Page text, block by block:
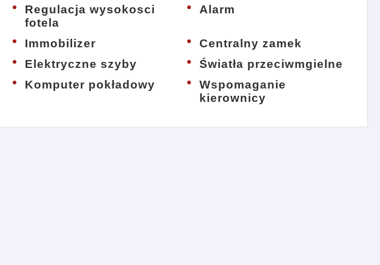
Regulacja wysokosci
fotela
Alarm
Immobilizer
Centralny zamek
Elektryczne szyby
Światła przeciwmgielne
Komputer pokładowy
Wspomaganie
kierownicy